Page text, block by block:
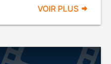
VOIR PLUS